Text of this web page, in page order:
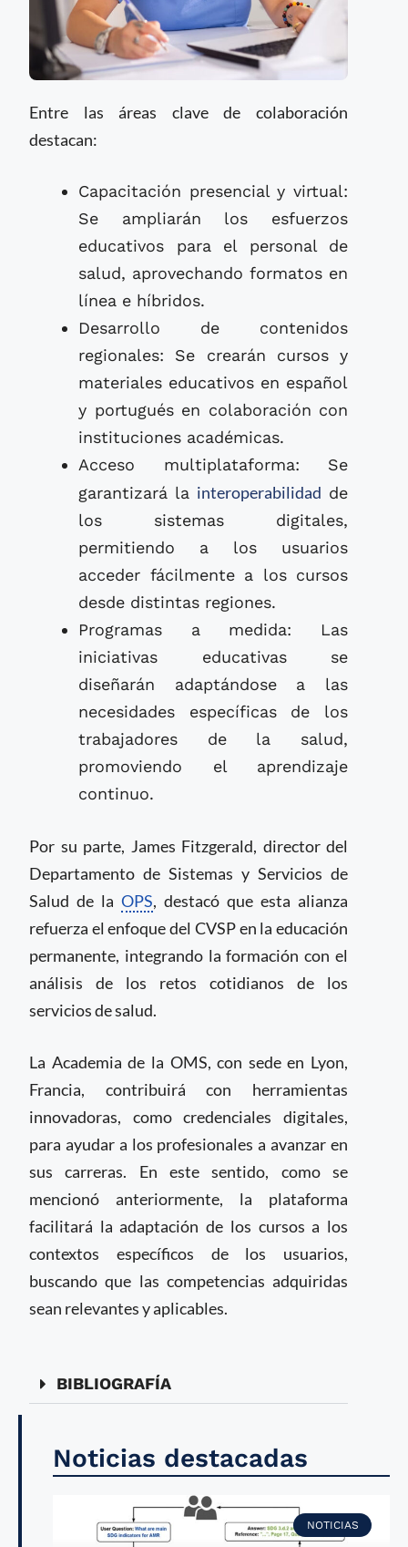
Entre las áreas clave de colaboración
destacan:
Capacitación presencial y virtual:
Se ampliarán los esfuerzos
educativos para el personal de
salud, aprovechando formatos en
línea e híbridos.
Desarrollo de contenidos
regionales: Se crearán cursos y
materiales educativos en español
y portugués en colaboración con
instituciones académicas.
Acceso multiplataforma: Se
garantizará la interoperabilidad de
los sistemas digitales,
permitiendo a los usuarios
acceder fácilmente a los cursos
desde distintas regiones.
Programas a medida: Las
iniciativas educativas se
diseñarán adaptándose a las
necesidades específicas de los
trabajadores de la salud,
promoviendo el aprendizaje
continuo.
Por su parte, James Fitzgerald, director del
Departamento de Sistemas y Servicios de
Salud de la OPS, destacó que esta alianza
refuerza el enfoque del CVSP en la educación
permanente, integrando la formación con el
análisis de los retos cotidianos de los
servicios de salud.
La Academia de la OMS, con sede en Lyon,
Francia, contribuirá con herramientas
innovadoras, como credenciales digitales,
para ayudar a los profesionales a avanzar en
sus carreras. En este sentido, como se
mencionó anteriormente, la plataforma
facilitará la adaptación de los cursos a los
contextos específicos de los usuarios,
buscando que las competencias adquiridas
sean relevantes y aplicables.
BIBLIOGRAFÍA
Noticias destacadas
NOTICIAS